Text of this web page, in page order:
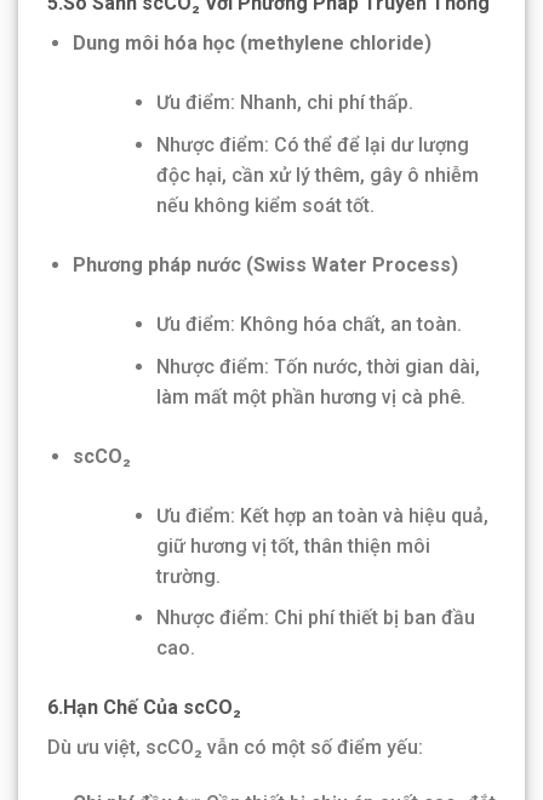
Dung môi hóa học (methylene chloride)
Ưu điểm: Nhanh, chi phí thấp.
Nhược điểm: Có thể để lại dư lượng
độc hại, cần xử lý thêm, gây ô nhiễm
nếu không kiểm soát tốt.
Phương pháp nước (Swiss Water Process)
Ưu điểm: Không hóa chất, an toàn.
Nhược điểm: Tốn nước, thời gian dài,
làm mất một phần hương vị cà phê.
scCO₂
Ưu điểm: Kết hợp an toàn và hiệu quả,
giữ hương vị tốt, thân thiện môi
trường.
Nhược điểm: Chi phí thiết bị ban đầu
cao.
6.Hạn Chế Của scCO₂
Dù ưu việt, scCO₂ vẫn có một số điểm yếu: